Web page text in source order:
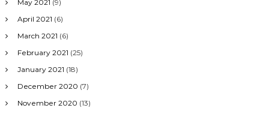
May 2021 (9)
April 2021 (6)
March 2021 (6)
February 2021 (25)
January 2021 (18)
December 2020 (7)
November 2020 (13)